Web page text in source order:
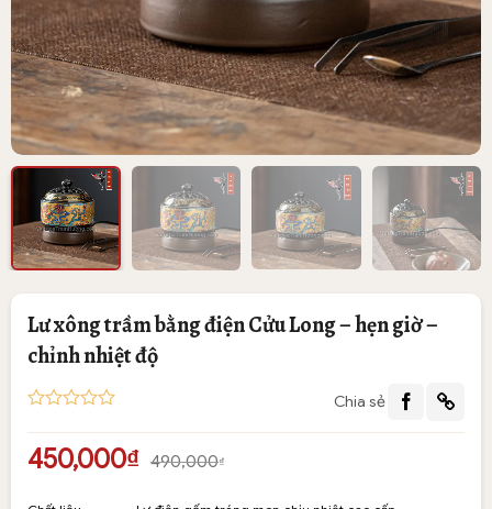
Lư xông trầm bằng điện Cửu Long – hẹn giờ –
chỉnh nhiệt độ
đánh giá
Chia sẻ
490,000₫
Giá
450,000₫
Giá